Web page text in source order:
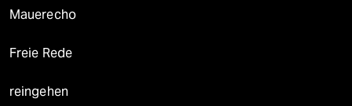
Mauerecho
Freie Rede
reingehen